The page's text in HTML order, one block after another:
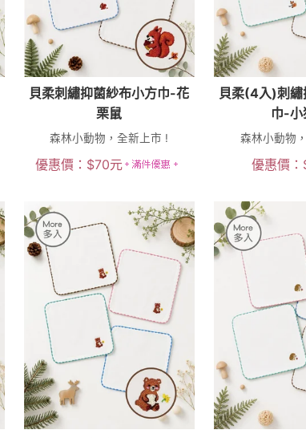
貝柔刺繡抑菌紗布小方巾-花
栗鼠
森林小動物，全新上市 !
優惠價： $70元
貝柔(4入)刺繡
巾-小
森林小動物
優惠價：